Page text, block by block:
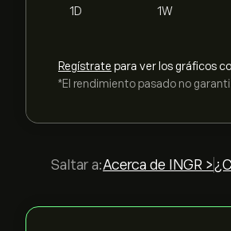
1D 1W
Regístrate para ver los gráficos
*El rendimiento pasado no
Saltar a:Acerca de INGR >